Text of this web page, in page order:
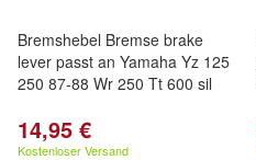
Bremshebel Bremse brake
lever passt an Yamaha Yz 125
250 87-88 Wr 250 Tt 600 sil
14,95 €
Kostenloser Versand